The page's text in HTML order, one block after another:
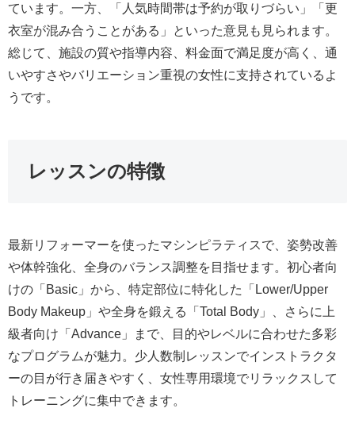
ています。一方、「人気時間帯は予約が取りづらい」「更
衣室が混み合うことがある」といった意見も見られます。
総じて、施設の質や指導内容、料金面で満足度が高く、通
いやすさやバリエーション重視の女性に支持されているよ
うです。
レッスンの特徴
最新リフォーマーを使ったマシンピラティスで、姿勢改善
や体幹強化、全身のバランス調整を目指せます。初心者向
けの「Basic」から、特定部位に特化した「Lower/Upper
Body Makeup」や全身を鍛える「Total Body」、さらに上
級者向け「Advance」まで、目的やレベルに合わせた多彩
なプログラムが魅力。少人数制レッスンでインストラクタ
ーの目が行き届きやすく、女性専用環境でリラックスして
トレーニングに集中できます。